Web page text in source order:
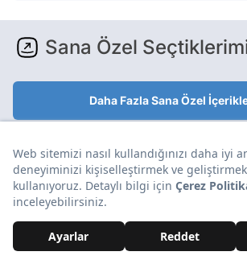
Sana Özel
Daha Fazla Sana Özel
Yorumlar Aşağıda